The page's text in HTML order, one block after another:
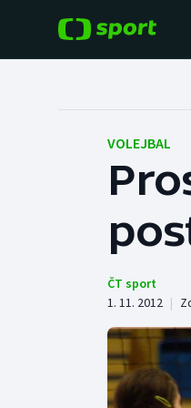
Hokej
Tenis
Cyklistika
VOLEJBAL
ČT sport
1. 11. 2012 |